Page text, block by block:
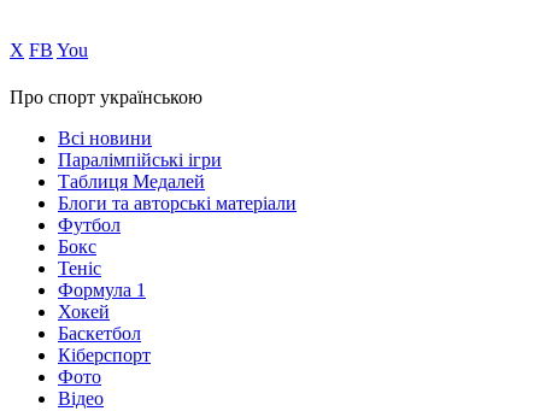
Х FB You
Про спорт українською
Всі новини
Паралімпійські ігри
Таблиця Медалей
Блоги та авторські матеріали
Футбол
Бокс
Теніс
Формула 1
Хокей
Баскетбол
Кіберспорт
Фото
Відео